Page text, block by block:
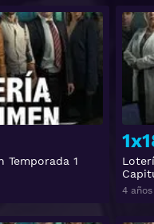
Temporada 1
Ver
4